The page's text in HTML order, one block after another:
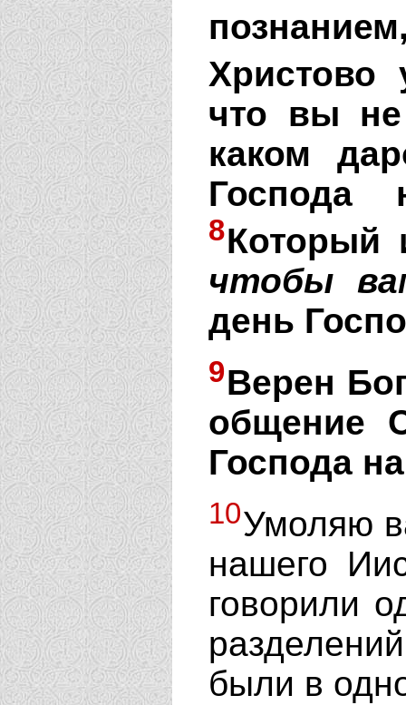
Христово
что вы не
каком
Господа
8Который
чтобы
день
9Верен
общение
Господа
10Умоляю
нашего
говорили
были в